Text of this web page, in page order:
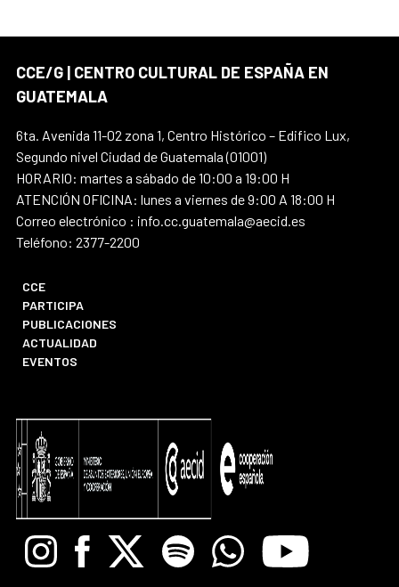
CCE/G | CENTRO CULTURAL DE ESPAÑA EN
GUATEMALA
6ta. Avenida 11-02 zona 1, Centro Histórico – Edifico Lux,
Segundo nivel Ciudad de Guatemala (01001)
HORARIO: martes a sábado de 10:00 a 19:00 H
ATENCIÓN OFICINA: lunes a viernes de 9:00 A 18:00 H
Correo electrónico : info.cc.guatemala@aecid.es
Teléfono: 2377-2200
CCE
PARTICIPA
PUBLICACIONES
ACTUALIDAD
EVENTOS
InstagramFacebook
X Spotify WhatsappYoutube